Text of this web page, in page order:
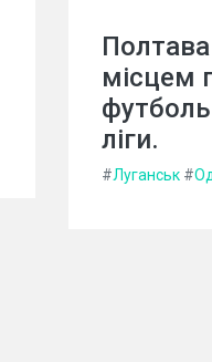
місцем
ліги.
#Луганськ #